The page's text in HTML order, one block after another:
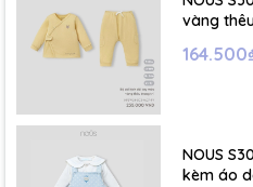
vàng
NOUS
kèm áo